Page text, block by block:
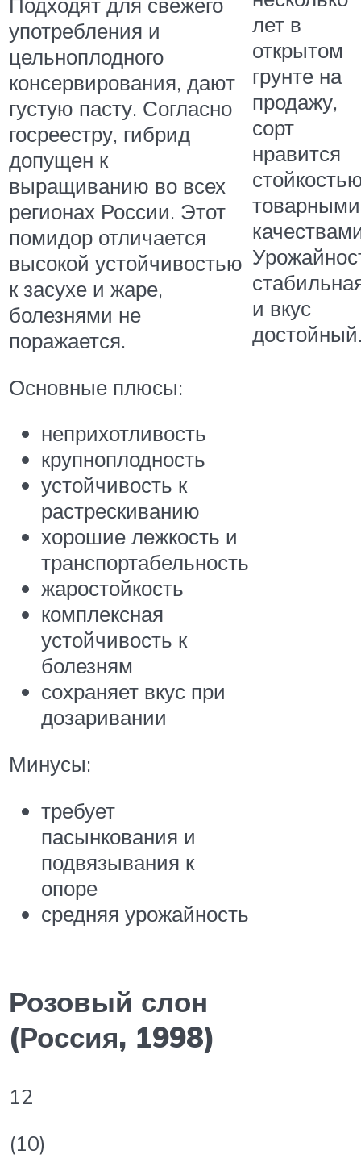
употребления и
цельноплодного
консервирования, дают
густую пасту. Согласно
госреестру, гибрид
допущен к
выращиванию во всех
регионах России. Этот
помидор отличается
высокой устойчивостью
к засухе и жаре,
болезнями не
поражается.
Основные плюсы:
неприхотливость
крупноплодность
устойчивость к
растрескиванию
хорошие лежкость и
транспортабельность
жаростойкость
комплексная
устойчивость к
болезням
сохраняет вкус при
дозаривании
Минусы:
требует
пасынкования и
подвязывания к
опоре
средняя урожайность
лет в
открытом
грунте на
продажу,
сорт
нравится
товарными
и вкус
Розовый слон
(Россия, 1998)
12
(10)